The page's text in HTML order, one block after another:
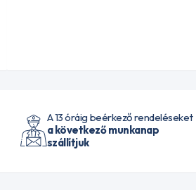
A 13 óráig beérkező rendeléseket
a következő munkanap
szállítjuk